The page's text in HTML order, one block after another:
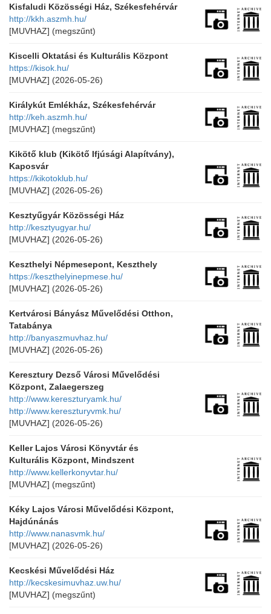
Kisfaludi Közösségi Ház, Székesfehérvár
http://kkh.aszmh.hu/
[MUVHAZ] (megszűnt)
Kiscelli Oktatási és Kulturális Központ
https://kisok.hu/
[MUVHAZ] (2026-05-26)
Királykút Emlékház, Székesfehérvár
http://keh.aszmh.hu/
[MUVHAZ] (megszűnt)
Kikötő klub (Kikötő Ifjúsági Alapítvány),
Kaposvár
https://kikotoklub.hu/
[MUVHAZ] (2026-05-26)
Kesztyűgyár Közösségi Ház
http://kesztyugyar.hu/
[MUVHAZ] (2026-05-26)
Keszthelyi Népmesepont, Keszthely
https://keszthelyinepmese.hu/
[MUVHAZ] (2026-05-26)
Kertvárosi Bányász Művelődési Otthon,
Tatabánya
http://banyaszmuvhaz.hu/
[MUVHAZ] (2026-05-26)
Keresztury Dezső Városi Művelődési
Központ, Zalaegerszeg
http://www.kereszturyamk.hu/
http://www.kereszturyvmk.hu/
[MUVHAZ] (2026-05-26)
Keller Lajos Városi Könyvtár és
Kulturális Központ, Mindszent
http://www.kellerkonyvtar.hu/
[MUVHAZ] (megszűnt)
Kéky Lajos Városi Művelődési Központ,
Hajdúnánás
http://www.nanasvmk.hu/
[MUVHAZ] (2026-05-26)
Kecskési Művelődési Ház
http://kecskesimuvhaz.uw.hu/
[MUVHAZ] (megszűnt)